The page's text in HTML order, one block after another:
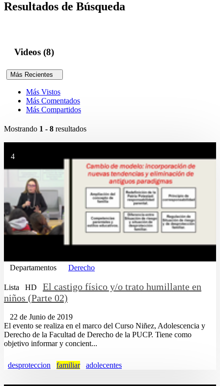
Resultados de Búsqueda
Videos (8)
Más Recientes
Más Vistos
Más Comentados
Más Compartidos
Mostrando 1 - 8 resultados
4
Departamentos Derecho
Lista HD
El castigo físico y/o trato humillante en
niños (Parte 02)
22 de Junio de 2019
El evento se realiza en el marco del Curso Niñez, Adolescencia y
Derecho de la Facultad de Derecho de la PUCP. Tiene como
objetivo informar y concient...
desproteccion familiar adolecentes